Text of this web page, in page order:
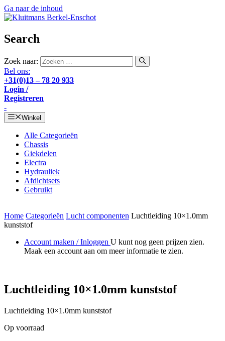
Ga naar de inhoud
Search
Zoek naar:
Bel ons:
+31(0)13 – 78 20 933
Login /
Registreren
-
Winkel
Alle Categorieën
Chassis
Giekdelen
Electra
Hydrauliek
Afdichtsets
Gebruikt
Home Categorieën Lucht componenten Luchtleiding 10×1.0mm
kunststof
Account maken / Inloggen U kunt nog geen prijzen zien.
Maak een account aan om meer informatie te zien.
Luchtleiding 10×1.0mm kunststof
Luchtleiding 10×1.0mm kunststof
Op voorraad